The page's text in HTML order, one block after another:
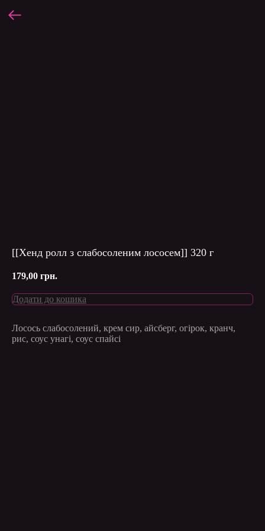
[[Хенд ролл з слабосоленим лососем]] 320 г
179,00 грн.
Додати до кошика
Лосось слабосолений, крем сир, айсберг, огірок, кранч,
рис, соус унагі, соус спайсі